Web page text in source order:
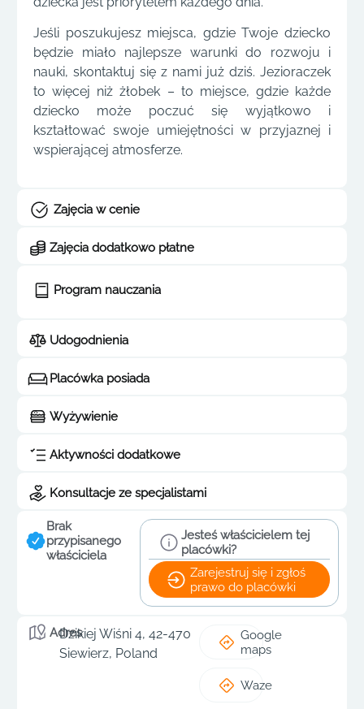
Jeśli poszukujesz miejsca, gdzie Twoje dziecko
będzie miało najlepsze warunki do rozwoju i
nauki, skontaktuj się z nami już dziś. Jezioraczek
to więcej niż żłobek – to miejsce, gdzie każde
dziecko może poczuć się wyjątkowo i
kształtować swoje umiejętności w przyjaznej i
wspierającej atmosferze.
Zajęcia w cenie
Zajęcia dodatkowo płatne
Program nauczania
Udogodnienia
Placówka posiada
Wyżywienie
Aktywności dodatkowe
Konsultacje ze specjalistami
Brak
przypisanego
właściciela
Jesteś właścicielem tej
placówki?
Zarejestruj się i zgłoś
prawo do placówki
Adres
Dzikiej Wiśni 4, 42-470
Siewierz, Poland
Google
maps
Waze